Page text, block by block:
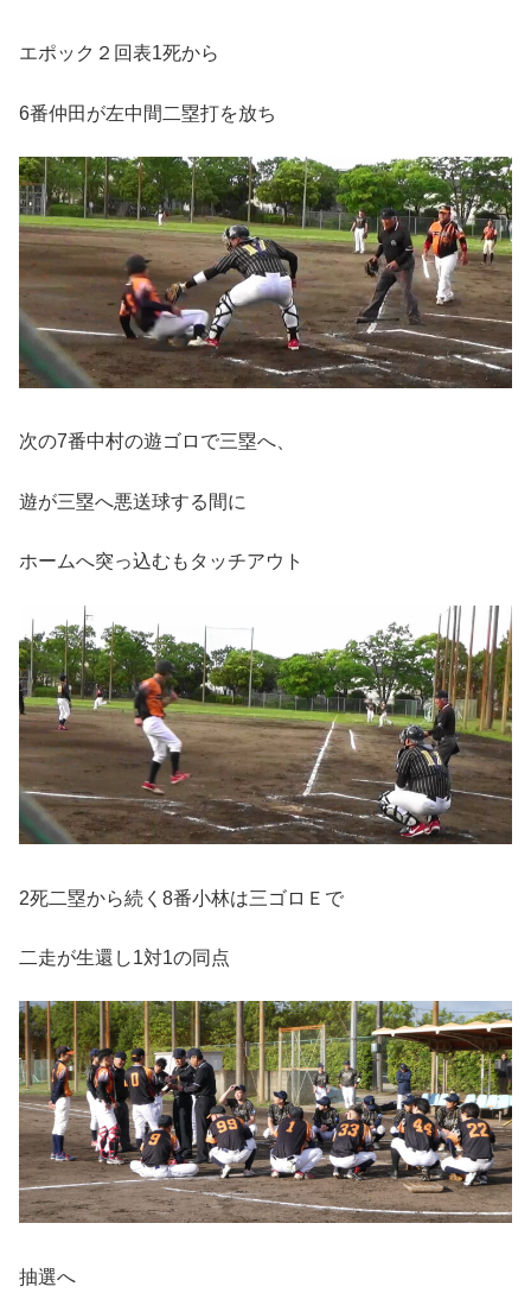
エポック２回表1死から
6番仲田が左中間二塁打を放ち
次の7番中村の遊ゴロで三塁へ、
遊が三塁へ悪送球する間に
ホームへ突っ込むもタッチアウト
2死二塁から続く8番小林は三ゴロＥで
二走が生還し1対1の同点
抽選へ